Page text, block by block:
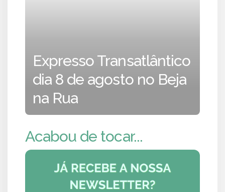
Expresso Transatlântico
dia 8 de agosto no Beja
na Rua
Acabou de tocar...